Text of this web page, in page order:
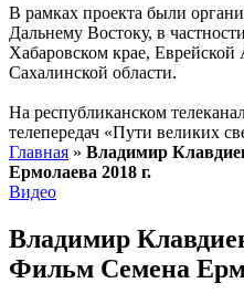
В рамках проекта были
Дальнему Востоку, в
Хабаровском крае,
Сахалинской области.
На республиканском
телепередач «Пути великих
Главная » Владимир
Ермолаева 2018 г.
Видео
Владимир
Фильм Семена